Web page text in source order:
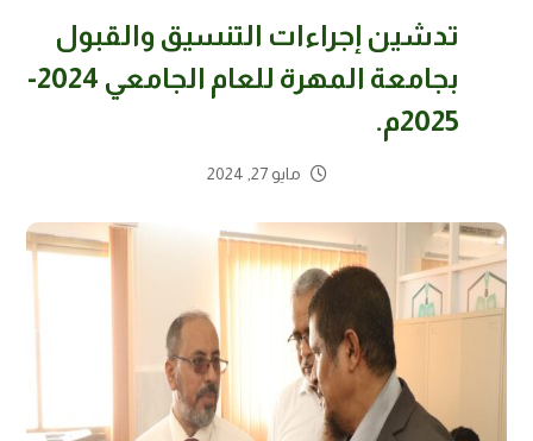
تدشين إجراءات التنسيق والقبول
بجامعة المهرة للعام الجامعي 2024-
2025م.
مايو 27, 2024